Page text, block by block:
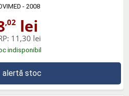
- 2008
,02lei
11,30 lei
indisponibil
alertă stoc